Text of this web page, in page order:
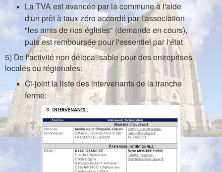
La TVA est avancée par la commune à l'aide
d'un prêt à taux zéro accordé par l'association
"les amis de nos églises" (demande en cours),
puis est remboursée pour l'essentiel par l'état
5) De l'activité non délocalisablepour des entreprises
locales ou régionales:
Ci-joint la liste des intervenants de la tranche
ferme: